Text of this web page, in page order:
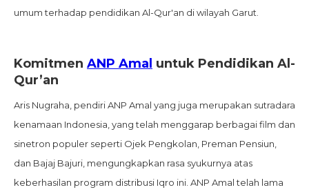
umum terhadap pendidikan Al-Qur'an di wilayah Garut.
Komitmen ANP Amal untuk Pendidikan Al-
Qur’an
Aris Nugraha, pendiri ANP Amal yang juga merupakan sutradara
kenamaan Indonesia, yang telah menggarap berbagai film dan
sinetron populer seperti Ojek Pengkolan, Preman Pensiun,
dan Bajaj Bajuri, mengungkapkan rasa syukurnya atas
keberhasilan program distribusi Iqro ini. ANP Amal telah lama